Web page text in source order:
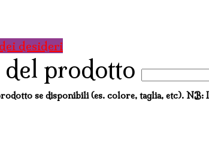
desideri
prodotto
se disponibili (es. colore, taglia, etc). NB: